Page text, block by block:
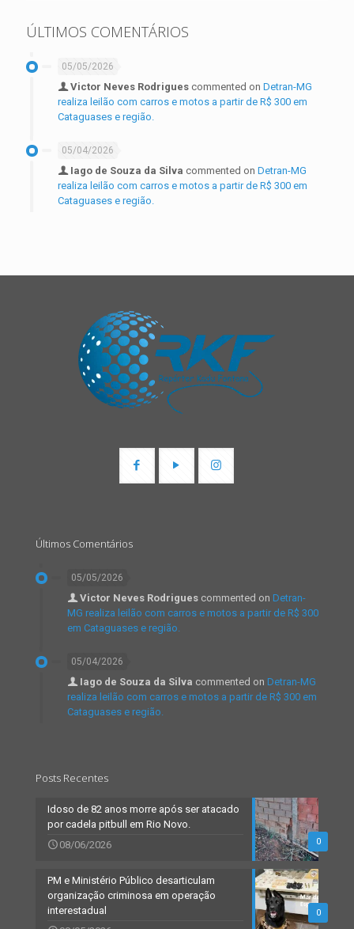
ÚLTIMOS COMENTÁRIOS
05/05/2026
Victor Neves Rodrigues commented on Detran-MG
realiza leilão com carros e motos a partir de R$ 300 em
Cataguases e região.
05/04/2026
Iago de Souza da Silva commented on Detran-MG
realiza leilão com carros e motos a partir de R$ 300 em
Cataguases e região.
Últimos Comentários
05/05/2026
Victor Neves Rodrigues commented on Detran-
MG realiza leilão com carros e motos a partir de R$ 300
em Cataguases e região.
05/04/2026
Iago de Souza da Silva commented on Detran-MG
realiza leilão com carros e motos a partir de R$ 300 em
Cataguases e região.
Posts Recentes
0
Idoso de 82 anos morre após ser atacado
por cadela pitbull em Rio Novo.
08/06/2026
0
PM e Ministério Público desarticulam
organização criminosa em operação
interestadual